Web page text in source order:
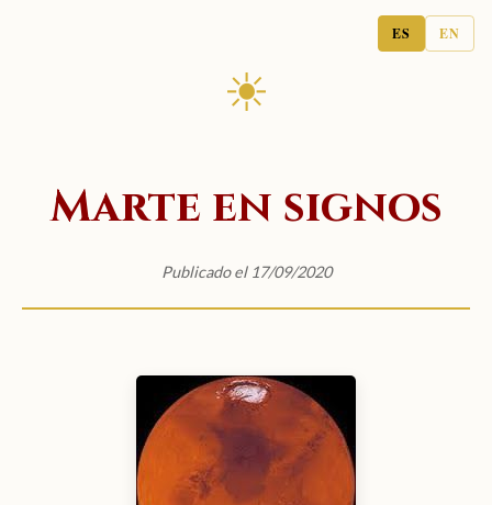
ES EN
☀
Marte en signos
Publicado el 17/09/2020